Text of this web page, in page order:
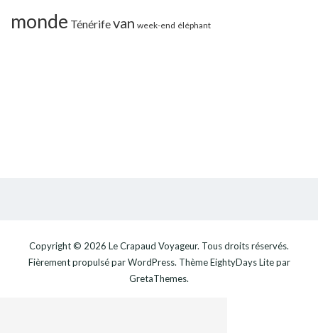
monde Ténérifevan week-end éléphant
Copyright © 2026 Le Crapaud Voyageur. Tous droits réservés.
Fièrement propulsé parWordPress. ThèmeEightyDays Litepar
GretaThemes.